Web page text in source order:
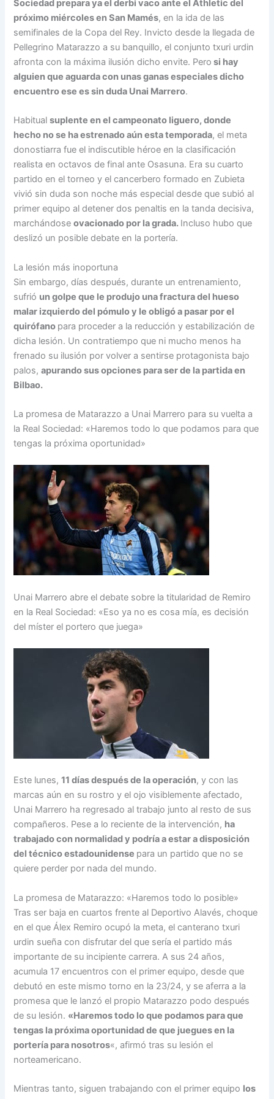
Sociedad prepara ya el derbi vaco ante el Athletic del
próximo miércoles en San Mamés, en la ida de las
semifinales de la Copa del Rey. Invicto desde la llegada de
Pellegrino Matarazzo a su banquillo, el conjunto txuri urdin
afronta con la máxima ilusión dicho envite. Pero si hay
alguien que aguarda con unas ganas especiales dicho
encuentro ese es sin duda Unai Marrero.
Habitualsuplente en el campeonato liguero, donde
hecho no se ha estrenado aún esta temporada, el meta
donostiarra fue el indiscutible héroe en la clasificación
realista en octavos de final ante Osasuna. Era su cuarto
partido en el torneo y el cancerbero formado en Zubieta
vivió sin duda son noche más especial desde que subió al
primer equipo al detener dos penaltis en la tanda decisiva,
marchándoseovacionado por la grada. Incluso hubo que
deslizó un posible debate en la portería.
La lesión más inoportuna
Sin embargo, días después, durante un entrenamiento,
sufrió un golpe que le produjo una fractura del hueso
malar izquierdo del pómulo y le obligó a pasar por el
quirófano para proceder a la reducción y estabilización de
dicha lesión. Un contratiempo que ni mucho menos ha
frenado su ilusión por volver a sentirse protagonista bajo
palos,apurando sus opciones para ser de la partida en
Bilbao.
La promesa de Matarazzo a Unai Marrero para su vuelta a
la Real Sociedad: «Haremos todo lo que podamos para que
tengas la próxima oportunidad»
Unai Marrero abre el debate sobre la titularidad de Remiro
en la Real Sociedad: «Eso ya no es cosa mía, es decisión
del míster el portero que juega»
Este lunes,11 días después de la operación, y con las
marcas aún en su rostro y el ojo visiblemente afectado,
Unai Marrero ha regresado al trabajo junto al resto de sus
compañeros. Pese a lo reciente de la intervención, ha
trabajado con normalidad y podría a estar a disposición
del técnico estadounidense para un partido que no se
quiere perder por nada del mundo.
La promesa de Matarazzo: «Haremos todo lo posible»
Tras ser baja en cuartos frente al Deportivo Alavés, choque
en el que Álex Remiro ocupó la meta, el canterano txuri
urdin sueña con disfrutar del que sería el partido más
importante de su incipiente carrera. A sus 24 años,
acumula 17 encuentros con el primer equipo, desde que
debutó en este mismo torno en la 23/24, y se aferra a la
promesa que le lanzó el propio Matarazzo podo después
de su lesión. «Haremos todo lo que podamos para que
tengas la próxima oportunidad de que juegues en la
portería para nosotros«, afirmó tras su lesión el
norteamericano.
Mientras tanto, siguen trabajando con el primer equipo los